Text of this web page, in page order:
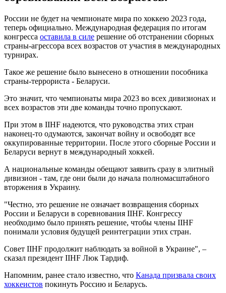
России не будет на чемпионате мира по хоккею 2023 года,
теперь официально. Международная федерация по итогам
конгресса оставила в силе решение об отстранении сборных
страны-агрессора всех возрастов от участия в международных
турнирах.
Такое же решение было вынесено в отношении пособника
страны-террориста - Беларуси.
Это значит, что чемпионаты мира 2023 во всех дивизионах и
всех возрастов эти две команды точно пропускают.
При этом в IIHF надеются, что руководства этих стран
наконец-то одумаются, закончат войну и освободят все
оккупированные территории. После этого сборные России и
Беларуси вернут в международный хоккей.
А национальные команды обещают заявить сразу в элитный
дивизион - там, где они были до начала полномасштабного
вторжения в Украину.
"Честно, это решение не означает возвращения сборных
России и Беларуси в соревнования IIHF. Конгрессу
необходимо было принять решение, чтобы члены IIHF
понимали условия будущей реинтеграции этих стран.
Совет IIHF продолжит наблюдать за войной в Украине", –
сказал президент IIHF Люк Тардиф.
Напомним, ранее стало известно, что Канада призвала своих
хоккеистов покинуть Россию и Беларусь.